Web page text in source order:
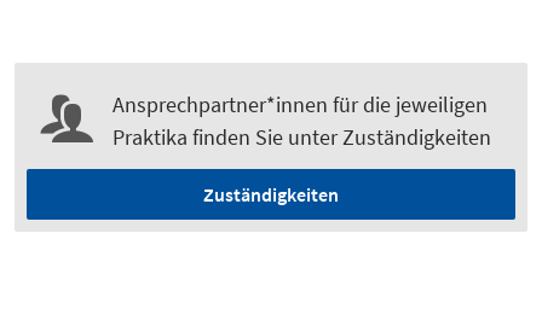
Ansprechpartner*innen für die jeweiligen
Praktika finden Sie unter Zuständigkeiten
Zuständigkeiten